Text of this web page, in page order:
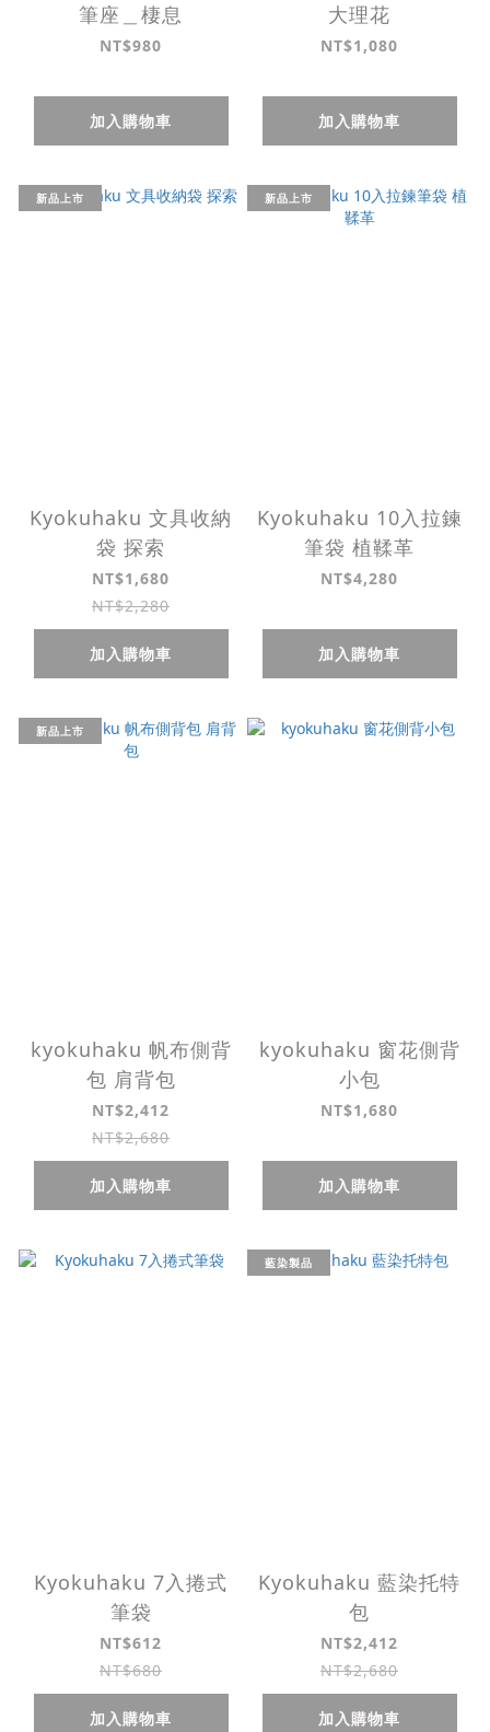
筆座＿棲息
NT$980
加入購物車
大理花
NT$1,080
加入購物車
新品上市
Kyokuhaku 文具收納
袋 探索
NT$1,680
NT$2,280
加入購物車
新品上市
Kyokuhaku 10入拉鍊
筆袋 植鞣革
NT$4,280
加入購物車
新品上市
kyokuhaku 帆布側背
包 肩背包
NT$2,412
NT$2,680
加入購物車
kyokuhaku 窗花側背
小包
NT$1,680
加入購物車
Kyokuhaku 7入捲式
筆袋
NT$612
NT$680
加入購物車
藍染製品
Kyokuhaku 藍染托特
包
NT$2,412
NT$2,680
加入購物車